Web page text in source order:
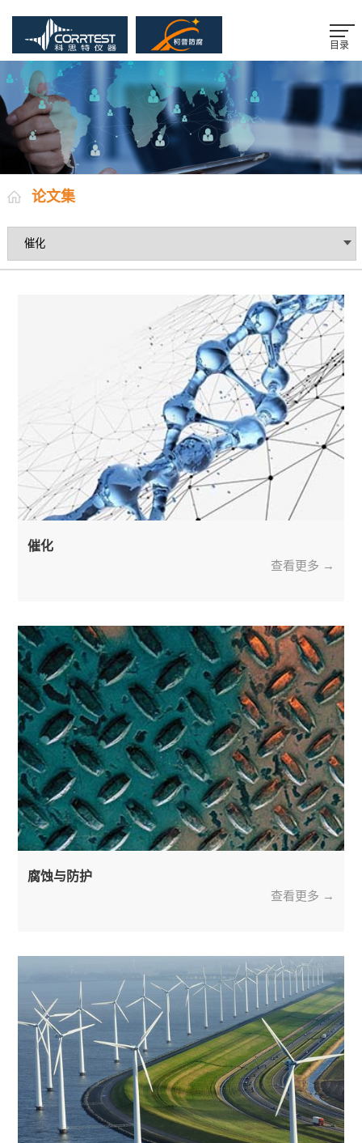
目录
论文集
催化
查看更多 →
腐蚀与防护
查看更多 →